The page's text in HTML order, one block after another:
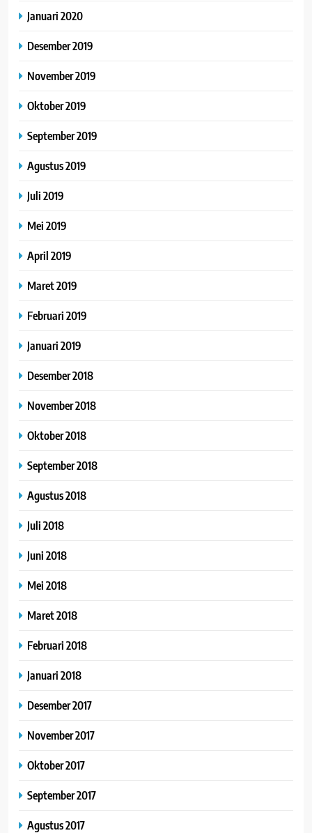
Januari 2020
Desember 2019
November 2019
Oktober 2019
September 2019
Agustus 2019
Juli 2019
Mei 2019
April 2019
Maret 2019
Februari 2019
Januari 2019
Desember 2018
November 2018
Oktober 2018
September 2018
Agustus 2018
Juli 2018
Juni 2018
Mei 2018
Maret 2018
Februari 2018
Januari 2018
Desember 2017
November 2017
Oktober 2017
September 2017
Agustus 2017